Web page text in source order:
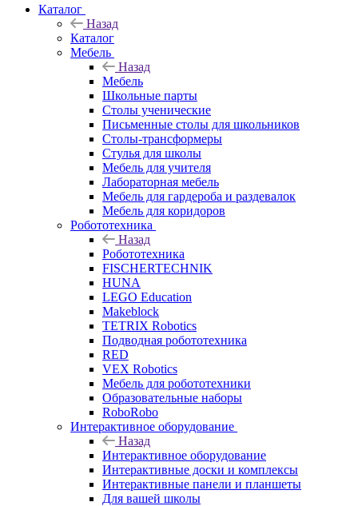
Каталог
Назад
Каталог
Мебель
Назад
Мебель
Школьные парты
Столы ученические
Письменные столы для школьников
Столы-трансформеры
Стулья для школы
Мебель для учителя
Лабораторная мебель
Мебель для гардероба и раздевалок
Мебель для коридоров
Робототехника
Назад
Робототехника
FISCHERTECHNIK
HUNA
LEGO Education
Makeblock
TETRIX Robotics
Подводная робототехника
RED
VEX Robotics
Мебель для робототехники
Образовательные наборы
RoboRobo
Интерактивное оборудование
Назад
Интерактивное оборудование
Интерактивные доски и комплексы
Интерактивные панели и планшеты
Для вашей школы